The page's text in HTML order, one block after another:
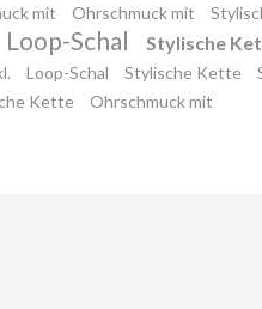
mit Ohrschmuck mit
Loop-Schal Stylische
Loop-Schal Stylische Kette
Kette Ohrschmuck mit